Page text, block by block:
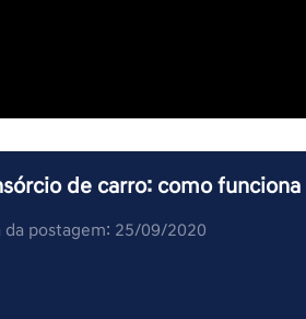
de carro: como
da postagem: 25/09/2020